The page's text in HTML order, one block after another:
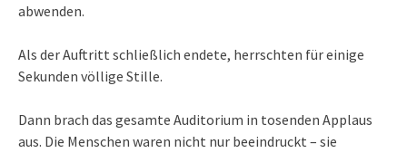
abwenden.
Als der Auftritt schließlich endete, herrschten für einige
Sekunden völlige Stille.
Dann brach das gesamte Auditorium in tosenden Applaus
aus. Die Menschen waren nicht nur beeindruckt – sie